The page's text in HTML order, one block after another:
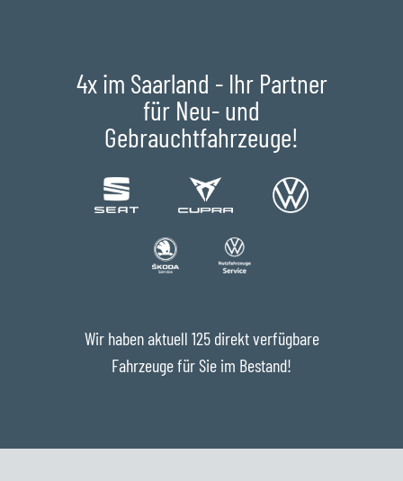
4x im Saarland - Ihr Partner
für Neu- und
Gebrauchtfahrzeuge!
Wir haben aktuell 125 direkt verfügbare
Fahrzeuge für Sie im Bestand!